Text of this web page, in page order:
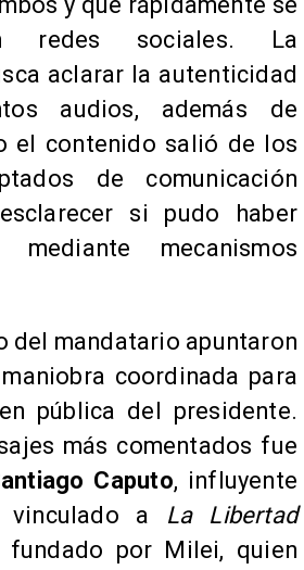
redes sociales. La
aclarar la autenticidad
audios, además de
el contenido salió de los
de comunicación
si pudo haber
mecanismos
del mandatario apuntaron
coordinada para
pública del presidente.
más comentados fue
Caputo, influyente
vinculado a La Libertad
por Milei, quien